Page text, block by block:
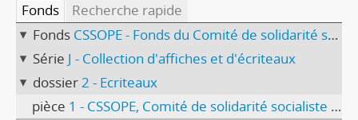
Fonds
Recherche rapide
Fonds CSSOPE - Fonds du Comité de solidarité socialiste avec les opposants des pays de l'est (CSSOPE)
Série J - Collection d'affiches et d'écriteaux
dossier2 - Ecriteaux
pièce 1 - CSSOPE, Comité de solidarité socialiste avec les opposants des pays de l'Est